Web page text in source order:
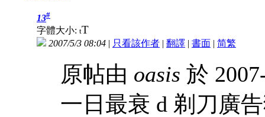
13#
字體大小: tT
2007/5/3 08:04 | 只看該作者 | 翻譯 | 書面 | 简繁
原帖由 oasis 於
一日最衰 d 剃刀廣